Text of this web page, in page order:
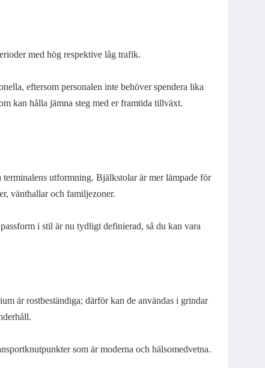
med hög respektive låg trafik.
eftersom personalen inte behöver spendera lika
kan hålla jämna steg med er framtida tillväxt.
utformning. Bjälkstolar är mer lämpade för
vänthallar och familjezoner.
i stil är nu tydligt definierad, så du kan vara
är rostbeständiga; därför kan de användas i grindar
som är moderna och hälsomedvetna.